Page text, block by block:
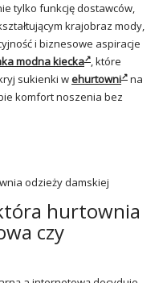
tylko funkcję dostawców,
krajobraz mody,
i biznesowe aspiracje
modna kiecka , które
sukienki wehurtowni
na
komfort noszenia bez
odzieży damskiej
hurtownia
czy